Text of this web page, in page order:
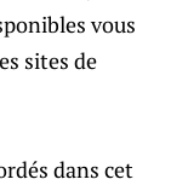
vous
sites de
dans cet